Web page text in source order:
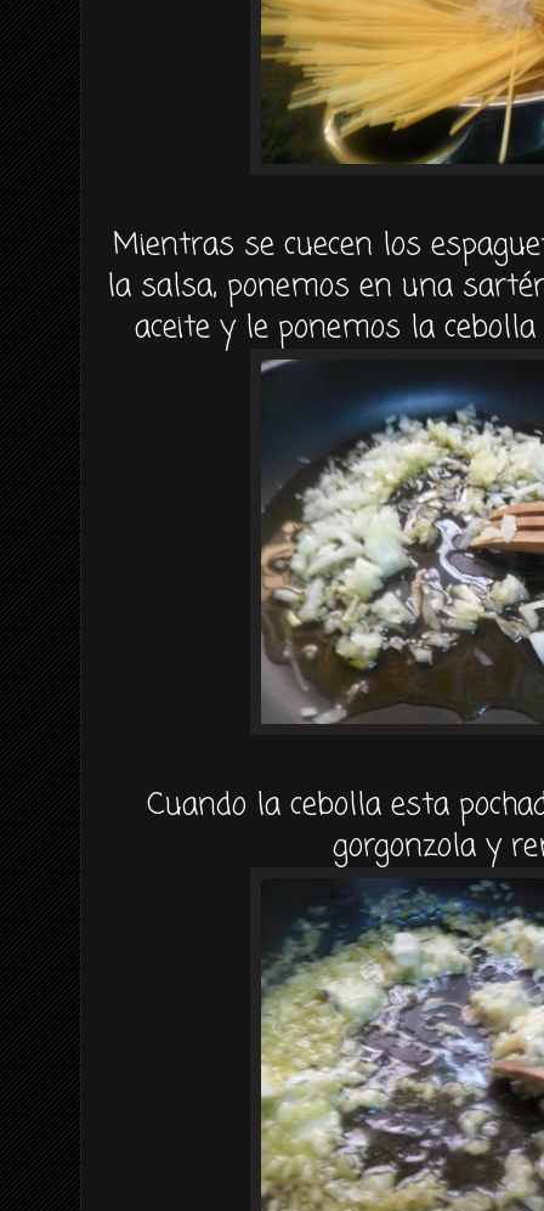
Mientras se cuecen los
la salsa, ponemos en una
aceite y le ponemos la
Cuando la cebolla esta
gorgonzola y